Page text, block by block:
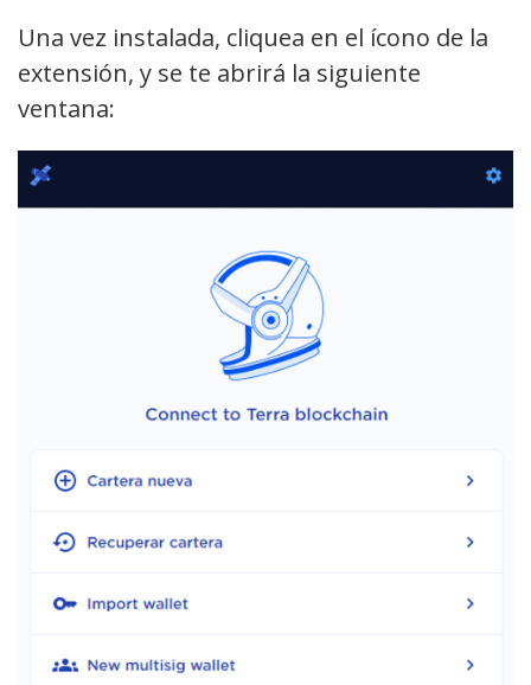
Una vez instalada, cliquea en el ícono de la
extensión, y se te abrirá la siguiente
ventana: